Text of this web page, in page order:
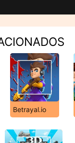
Betrayal.io